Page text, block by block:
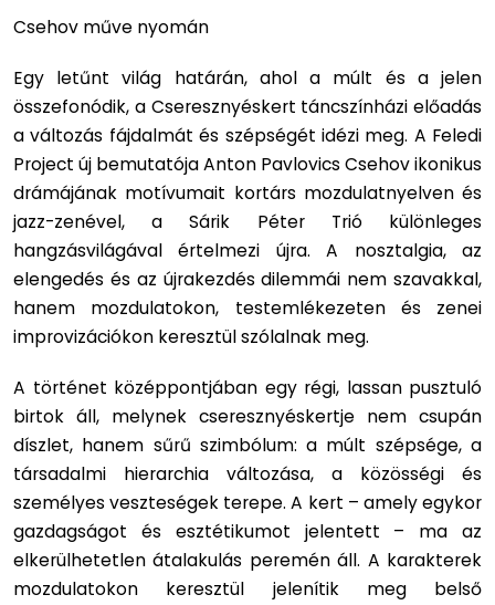
Csehov műve nyomán
Egy letűnt világ határán, ahol a múlt és a jelen
összefonódik, a Cseresznyéskert táncszínházi előadás
a változás fájdalmát és szépségét idézi meg. A Feledi
Project új bemutatója Anton Pavlovics Csehov ikonikus
drámájának motívumait kortárs mozdulatnyelven és
jazz-zenével, a Sárik Péter Trió különleges
hangzásvilágával értelmezi újra. A nosztalgia, az
elengedés és az újrakezdés dilemmái nem szavakkal,
hanem mozdulatokon, testemlékezeten és zenei
improvizációkon keresztül szólalnak meg.
A történet középpontjában egy régi, lassan pusztuló
birtok áll, melynek cseresznyéskertje nem csupán
díszlet, hanem sűrű szimbólum: a múlt szépsége, a
társadalmi hierarchia változása, a közösségi és
személyes veszteségek terepe. A kert – amely egykor
gazdagságot és esztétikumot jelentett – ma az
elkerülhetetlen átalakulás peremén áll. A karakterek
mozdulatokon keresztül jelenítik meg belső